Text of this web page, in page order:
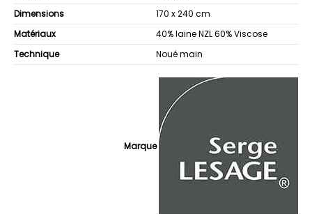
Dimensions
170 x 240 cm
Matériaux
40% laine NZL 60% Viscose
Technique
Noué main
Marque